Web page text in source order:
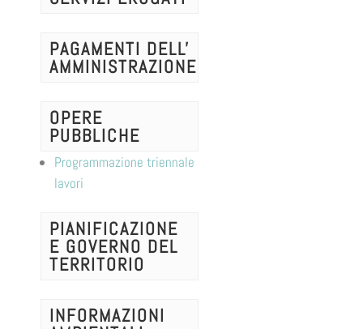
PAGAMENTI DELL'
AMMINISTRAZIONE
OPERE
PUBBLICHE
Programmazione triennale
lavori
PIANIFICAZIONE
E GOVERNO DEL
TERRITORIO
INFORMAZIONI